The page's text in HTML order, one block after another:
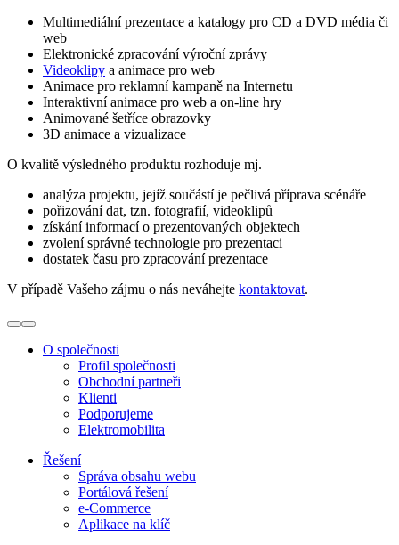
Multimediální prezentace a katalogy pro CD a DVD média či
web
Elektronické zpracování výroční zprávy
Videoklipy a animace pro web
Animace pro reklamní kampaně na Internetu
Interaktivní animace pro web a on-line hry
Animované šetříce obrazovky
3D animace a vizualizace
O kvalitě výsledného produktu rozhoduje mj.
analýza projektu, jejíž součástí je pečlivá příprava scénáře
pořizování dat, tzn. fotografií, videoklipů
získání informací o prezentovaných objektech
zvolení správné technologie pro prezentaci
dostatek času pro zpracování prezentace
V případě Vašeho zájmu o nás neváhejte kontaktovat.
O společnosti
Profil společnosti
Obchodní partneři
Klienti
Podporujeme
Elektromobilita
Řešení
Správa obsahu webu
Portálová řešení
e-Commerce
Aplikace na klíč